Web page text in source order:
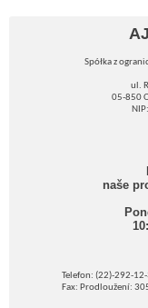
Spółka z
ul.
05-850
naše
Telefon: (22)-292-
Fax: Prodloužení: